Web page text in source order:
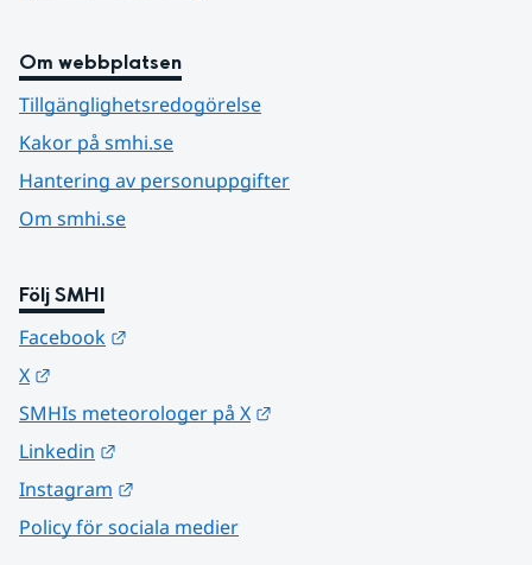
Om webbplatsen
Tillgänglighetsredogörelse
Kakor på smhi.se
Hantering av personuppgifter
Om smhi.se
Följ SMHI
Facebook
X
SMHIs meteorologer på X
Linkedin
Instagram
Policy för sociala medier